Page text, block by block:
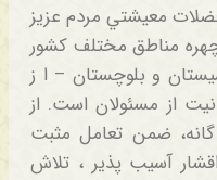
معيشتي مردم عزيز
مناطق مختلف كشور
و بلوچستان – ا ز
از مسئولان است. از
ضمن تعامل مثبت
آسيب پذير ، تلاش